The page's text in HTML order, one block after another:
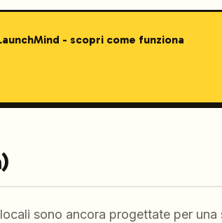
- scopri come funziona
sono ancora progettate per una